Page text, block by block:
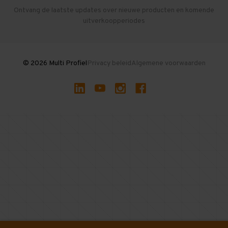
Gebruikte entresolvloeren
Ontvang de laatste updates over nieuwe producten en komende
uitverkoopperiodes
© 2026 Multi ProfielPrivacy beleidAlgemene voorwaarden